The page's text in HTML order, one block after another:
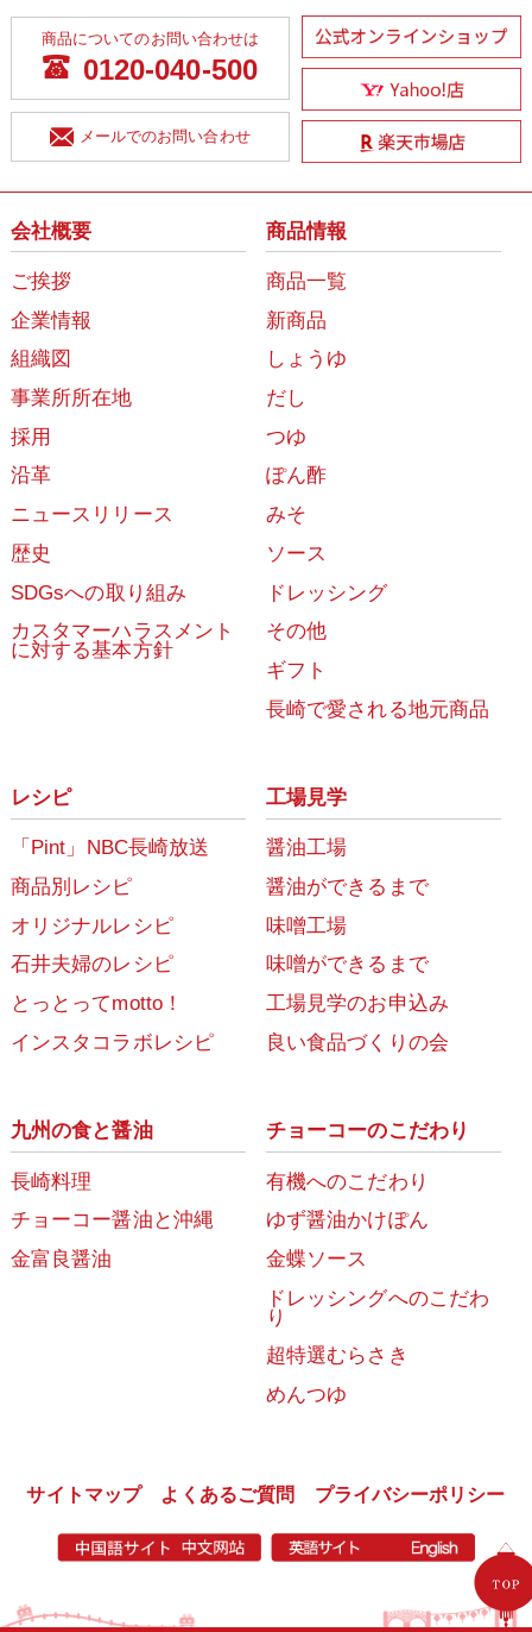
商品についてのお問い合わせは
0120-040-500
メールでのお問い合わせ
会社概要
ご挨拶
企業情報
組織図
事業所所在地
採用
沿革
ニュースリリース
歴史
SDGsへの取り組み
カスタマーハラスメント
に対する基本方針
商品情報
商品一覧
新商品
しょうゆ
だし
つゆ
ぽん酢
みそ
ソース
ドレッシング
その他
ギフト
長崎で愛される地元商品
レシピ
「Pint」NBC長崎放送
商品別レシピ
オリジナルレシピ
石井夫婦のレシピ
とっとってmotto！
インスタコラボレシピ
工場見学
醤油工場
醤油ができるまで
味噌工場
味噌ができるまで
工場見学のお申込み
良い食品づくりの会
九州の食と醤油
長崎料理
チョーコー醤油と沖縄
金富良醤油
チョーコーのこだわり
有機へのこだわり
ゆず醤油かけぽん
金蝶ソース
ドレッシングへのこだわ
り
超特選むらさき
めんつゆ
サイトマップ よくあるご質問 プライバシーポリシー